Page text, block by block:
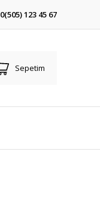
0(505) 123 45 67
Sepetim